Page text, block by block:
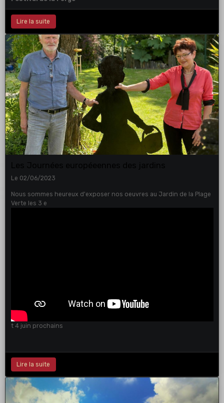
Lire la suite
Le 02/06/2023
Nous sommes heureux d'exposer nos oeuvres au Jardin de la Plage
Verte les 3 e
t 4 juin prochains
Lire la suite